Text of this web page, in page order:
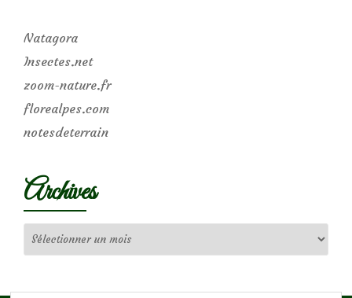
Natagora
Insectes.net
zoom-nature.fr
florealpes.com
notesdeterrain
Archives